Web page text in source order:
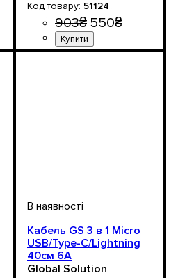
51124
903₴ 550₴
Кабель GS 3 в 1 Micro
USB/Type-C/Lightning
40см 6A
Global Solution